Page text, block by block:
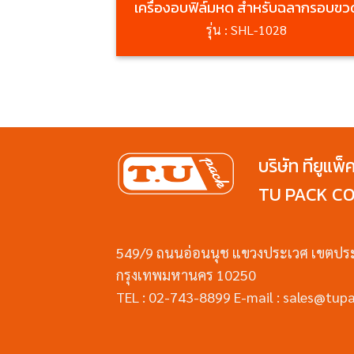
เครื่องอบฟิล์มหด สำหรับฉลากรอบข
รุ่น : SHL-1028
บริษัท ทียูแพ็
TU PACK
549/9 ถนนอ่อนนุช แขวงประเวศ เขตปร
กรุงเทพมหานคร 10250
TEL : 02-743-8899 E-mail :